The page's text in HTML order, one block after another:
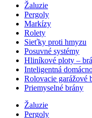
Žaluzie
Pergoly
Markízy
Rolety
Sieťky proti hmyzu
Posuvné systémy
Hliníkové ploty –
Inteligentná
Rolovacie garážové
Priemyselné brány
Žaluzie
Pergoly